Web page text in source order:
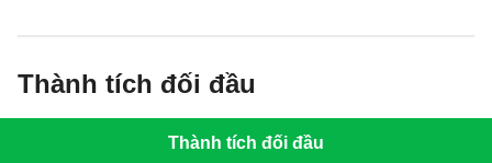
Thành tích đối đầu
Thành tích đối đầu